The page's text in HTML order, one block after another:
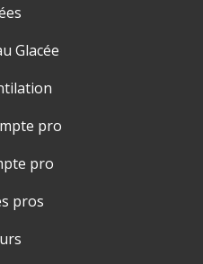
Glacée
pro
pro
pros